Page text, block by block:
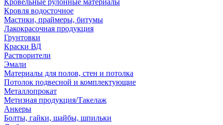
Кровельные рулонные материалы
Кровля водосточное
Мастики, праймеры, битумы
Лакокрасочная продукция
Грунтовки
Краски ВД
Растворители
Эмали
Материалы для полов, стен и потолка
Потолок подвесной и комплектующие
Металлопрокат
Метизная продукция/Такелаж
Анкеры
Болты, гайки, шайбы, шпильки